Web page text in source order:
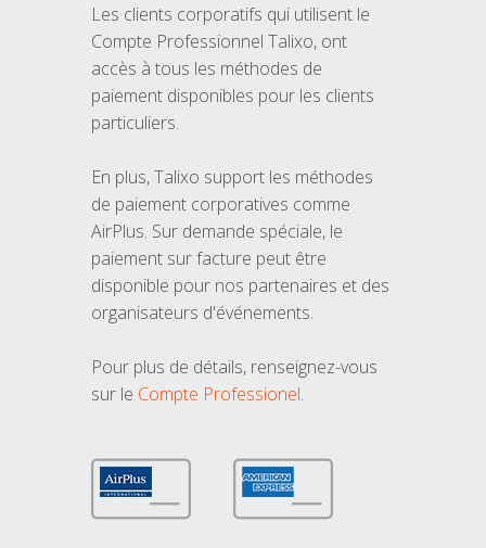
Les clients corporatifs qui utilisent le
Compte Professionnel Talixo, ont
accès à tous les méthodes de
paiement disponibles pour les clients
particuliers.
En plus, Talixo support les méthodes
de paiement corporatives comme
AirPlus. Sur demande spéciale, le
paiement sur facture peut être
disponible pour nos partenaires et des
organisateurs d'événements.
Pour plus de détails, renseignez-vous
sur le Compte Professionel.